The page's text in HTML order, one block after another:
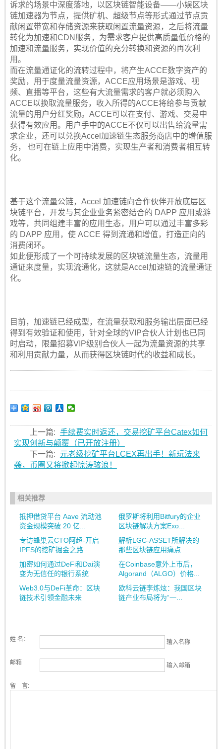
诉求的场景中深度落地，以区块链智能设备——小娱区块
链加速器为节点，提供矿机、超级节点等形式通过节点贡
献闲置带宽和存储资源来获取闲置流量资源，之后将流量
转化为加速和CDN服务，为需求客户提供高质量低价格的
加速和流量服务，实现价值的充分转换和资源的再次利
用。
而在流量通证化的流转过程中，将产生ACCE数字资产的
奖励，用于度量流量资源，ACCE应用场景是游戏、视
频、直播等平台，这些有大流量需求的客户就必须购入
ACCE以换取流量服务，收入所得的ACCE将给参与贡献
流量的用户分红奖励。ACCE可以在支付、游戏、交易中
获得有效应用。用户手中的ACCE不仅可以出售给流量需
求企业，还可以兑换Accel加速链生态服务商店中的增值服
务， 也可在链上应用中消费，实现生产者和消费者相互转
化。
基于这个流量公链，Accel 加速链向合作伙伴开放底层区
块链平台，开发与其企业业务紧密结合的 DAPP 应用或游
戏等，共同组建丰富的应用生态，用户可以通过丰富多彩
的 DAPP 应用，使 ACCE 得到流通和增值，打造正向的
消费闭环。
如此便形成了一个可持续发展的区块链流量生态，流量用
通证来度量，实现流通化，这就是Accel加速链的流量通证
化。
目前，加速链已经成型，在流量获取和服务输出层面已经
得到有效验证和使用，针对全球的VIP合伙人计划也已同
时启动，限量招募VIP级别合伙人一起为流量资源的共享
和利用贡献力量，从而获得区块链时代的收益和成长。
上一篇: 手续费实时返还，交易挖矿平台Catex如何
实现创新与颠覆（已开放注册）
下一篇:
元老级挖矿平台LCEX再出手！新玩法来
袭，币圈又将掀起惊涛骇浪！
相关推荐
抵押借贷平台 Aave 流动池
资金规模突破 20 亿...
俄罗斯将利用Bitfury的企业
区块链解决方案Exo...
专访蜂巢云CTO阿超-开启
IPFS的挖矿掘金之路
解析LGC-ASSET所解决的
那些区块链应用痛点
加密如何通过DeFi和Dai演
变为无信任的银行系统
在Coinbase意外上市后，
Algorand（ALGO）价格...
Web3.0与DeFi革命：区块
链技术引领金融未来
欧科云链李炼炫：我国区块
链产业布局将为“一...
姓 名： 输入名称
邮箱 输入邮箱
留 言: